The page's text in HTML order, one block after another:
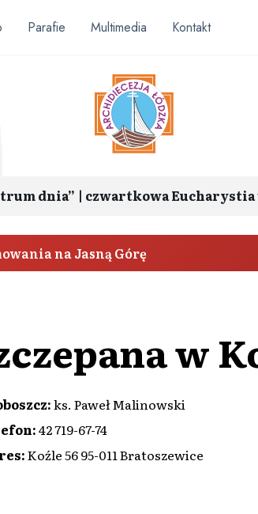
Parafie Multimedia Kontakt
dnia” | czwartkowa
na Jasną Górę
w
:ks. Paweł Malinowski
:42 719-67-74
:Koźle 56 95-011 Bratoszewice